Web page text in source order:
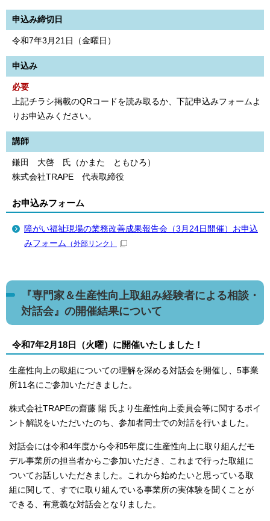
申込み締切日
令和7年3月21日（金曜日）
申込み
必要
上記チラシ掲載のQRコードを読み取るか、下記申込みフォームよ
りお申込みください。
講師
鎌田 大啓 氏（かまた ともひろ）
株式会社TRAPE 代表取締役
お申込みフォーム
障がい福祉現場の業務改善成果報告会（3月24日開催）お申込
みフォーム （外部リンク）
『専門家＆生産性向上取組み経験者による相談・
対話会』の開催結果について
令和7年2月18日（火曜）に開催いたしました！
生産性向上の取組についての理解を深める対話会を開催し、5事業
所11名にご参加いただきました。
株式会社TRAPEの齋藤 陽 氏より生産性向上委員会等に関するポイ
ント解説をいただいたのち、参加者同士での対話を行いました。
対話会には令和4年度から令和5年度に生産性向上に取り組んだモ
デル事業所の担当者からご参加いただき、これまで行った取組に
ついてお話しいただきました。これから始めたいと思っている取
組に関して、すでに取り組んでいる事業所の実体験を聞くことが
できる、有意義な対話会となりました。